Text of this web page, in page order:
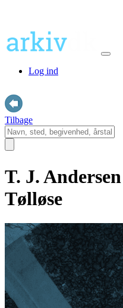
Log ind
Tilbage
T. J.
Tølløse